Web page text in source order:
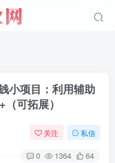
小项目：利用辅助
可拓展）
关注 私信
0 1364 64